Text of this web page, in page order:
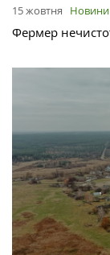
15 жовтня Новини
Фермер